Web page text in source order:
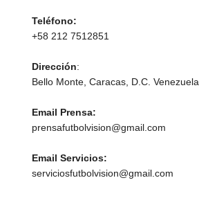
Teléfono:
+58 212 7512851
Dirección:
Bello Monte, Caracas, D.C. Venezuela
Email Prensa:
prensafutbolvision@gmail.com
Email Servicios:
serviciosfutbolvision@gmail.com